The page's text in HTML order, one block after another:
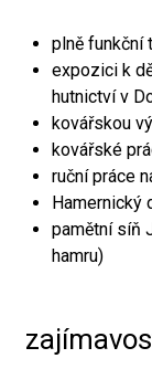
plně funkční
expozici k
hutnictví v
kovářskou
kovářské
ruční práce
Hamernický
pamětní síň
hamru)